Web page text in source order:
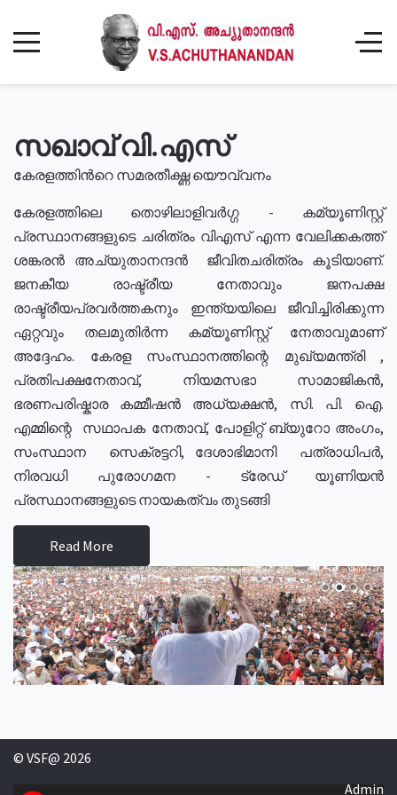
സഖാവ് വി.എസ്
കേരളത്തിൻറെ സമരതീക്ഷ്ണ യൌവ്വനം
കേരളത്തിലെ തൊഴിലാളിവർഗ്ഗ - കമ്യൂണിസ്റ്റ്
പ്രസ്ഥാനങ്ങളുടെ ചരിത്രം വിഎസ് എന്ന വേലിക്കകത്ത്
ശങ്കരൻ അച്യുതാനന്ദൻ ജീവിതചരിത്രം കൂടിയാണ്.
ജനകീയ രാഷ്ട്രീയ നേതാവും ജനപക്ഷ
രാഷ്ട്രീയപ്രവർത്തകനും ഇന്ത്യയിലെ ജീവിച്ചിരിക്കുന്ന
ഏറ്റവും തലമുതിർന്ന കമ്യൂണിസ്റ്റ് നേതാവുമാണ്
അദ്ദേഹം. കേരള സംസ്ഥാനത്തിന്റെ മുഖ്യമന്ത്രി ,
പ്രതിപക്ഷനേതാവ്, നിയമസഭാ സാമാജികൻ,
ഭരണപരിഷ്കാര കമ്മീഷൻ അധ്യക്ഷൻ, സി. പി. ഐ.
എമ്മിന്റെ സഥാപക നേതാവ്, പോളിറ്റ് ബ്യുറോ അംഗം,
സംസ്ഥാന സെക്രട്ടറി, ദേശാഭിമാനി പത്രാധിപർ,
നിരവധി പുരോഗമന - ട്രേഡ് യൂണിയൻ
പ്രസ്ഥാനങ്ങളുടെ നായകത്വം തുടങ്ങി
Read More
© VSF@ 2026
Admin